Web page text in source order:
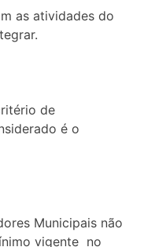
as atividades do
de
é o
Municipais não
vigente no